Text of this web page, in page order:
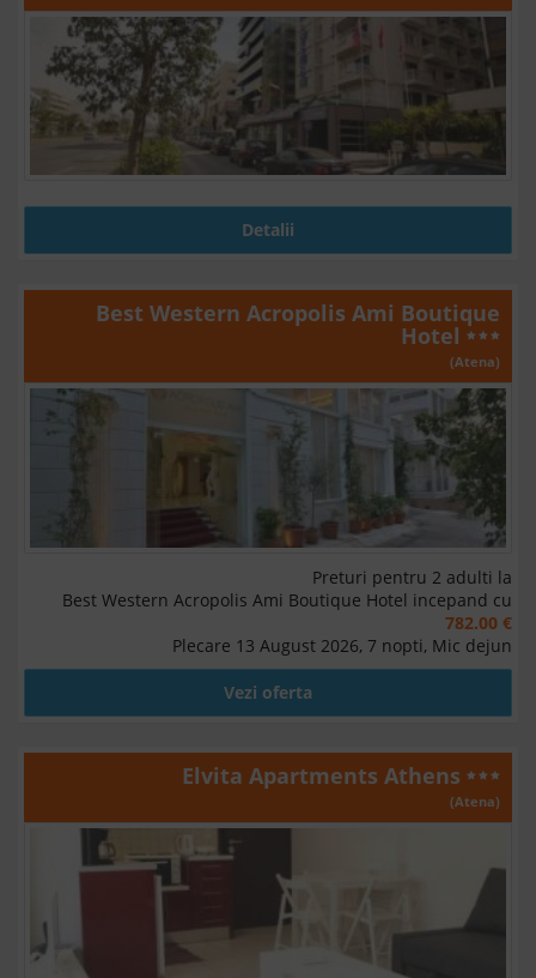
Detalii
Best Western Acropolis Ami Boutique
Hotel
(Atena)
Preturi pentru 2 adulti la
Best Western Acropolis Ami Boutique Hotel incepand cu
782.00 €
Plecare 13 August 2026, 7 nopti, Mic dejun
Vezi oferta
Elvita Apartments Athens
(Atena)